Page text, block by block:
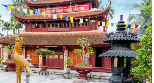
giới phòng, chống mua bán người và Ngày toàn
bán người...
Quy chế nội bộ về phát ngôn và cung cấp thông
ban nhân...